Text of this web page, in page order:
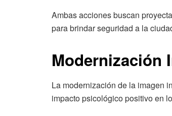
Ambas acciones buscan
para brindar seguridad a la
Modernización
La modernización de la imagen
impacto psicológico positivo en